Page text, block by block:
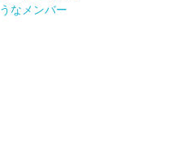
うなメンバー